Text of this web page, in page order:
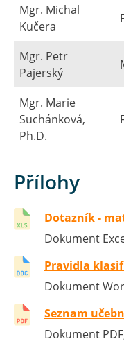
Mgr. Michal
Kučera
Mgr. Petr
Pajerský
Mgr. Marie
Suchánková,
Ph.D.
Přílohy
Dotazník -
Dokument
Pravidla
Dokument
Seznam
Dokument